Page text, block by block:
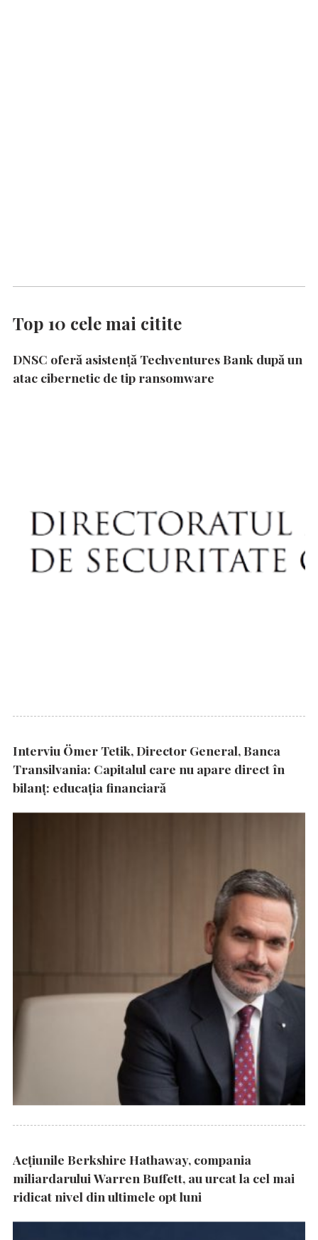
Top 10 cele mai citite
DNSC oferă asistență Techventures Bank după un
atac cibernetic de tip ransomware
Interviu Ömer Tetik, Director General, Banca
Transilvania: Capitalul care nu apare direct în
bilanț: educația financiară
Acțiunile Berkshire Hathaway, compania
miliardarului Warren Buffett, au urcat la cel mai
ridicat nivel din ultimele opt luni